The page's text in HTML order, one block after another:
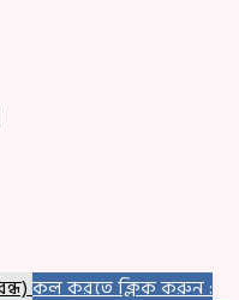
কল করতে ক্লিক করুন :